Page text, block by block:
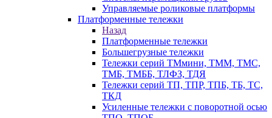
Управляемые роликовые платформы
Платформенные тележки
Назад
Платформенные тележки
Большегрузные тележки
Тележки серий ТМмини, ТММ, ТМС,
ТМБ, ТМББ, ТЛФЗ, ТДЯ
Тележки серий ТП, ТПР, ТПБ, ТБ, ТС,
ТКД
Усиленные тележки с поворотной осью